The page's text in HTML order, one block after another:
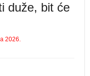
duže, bit će
2026.